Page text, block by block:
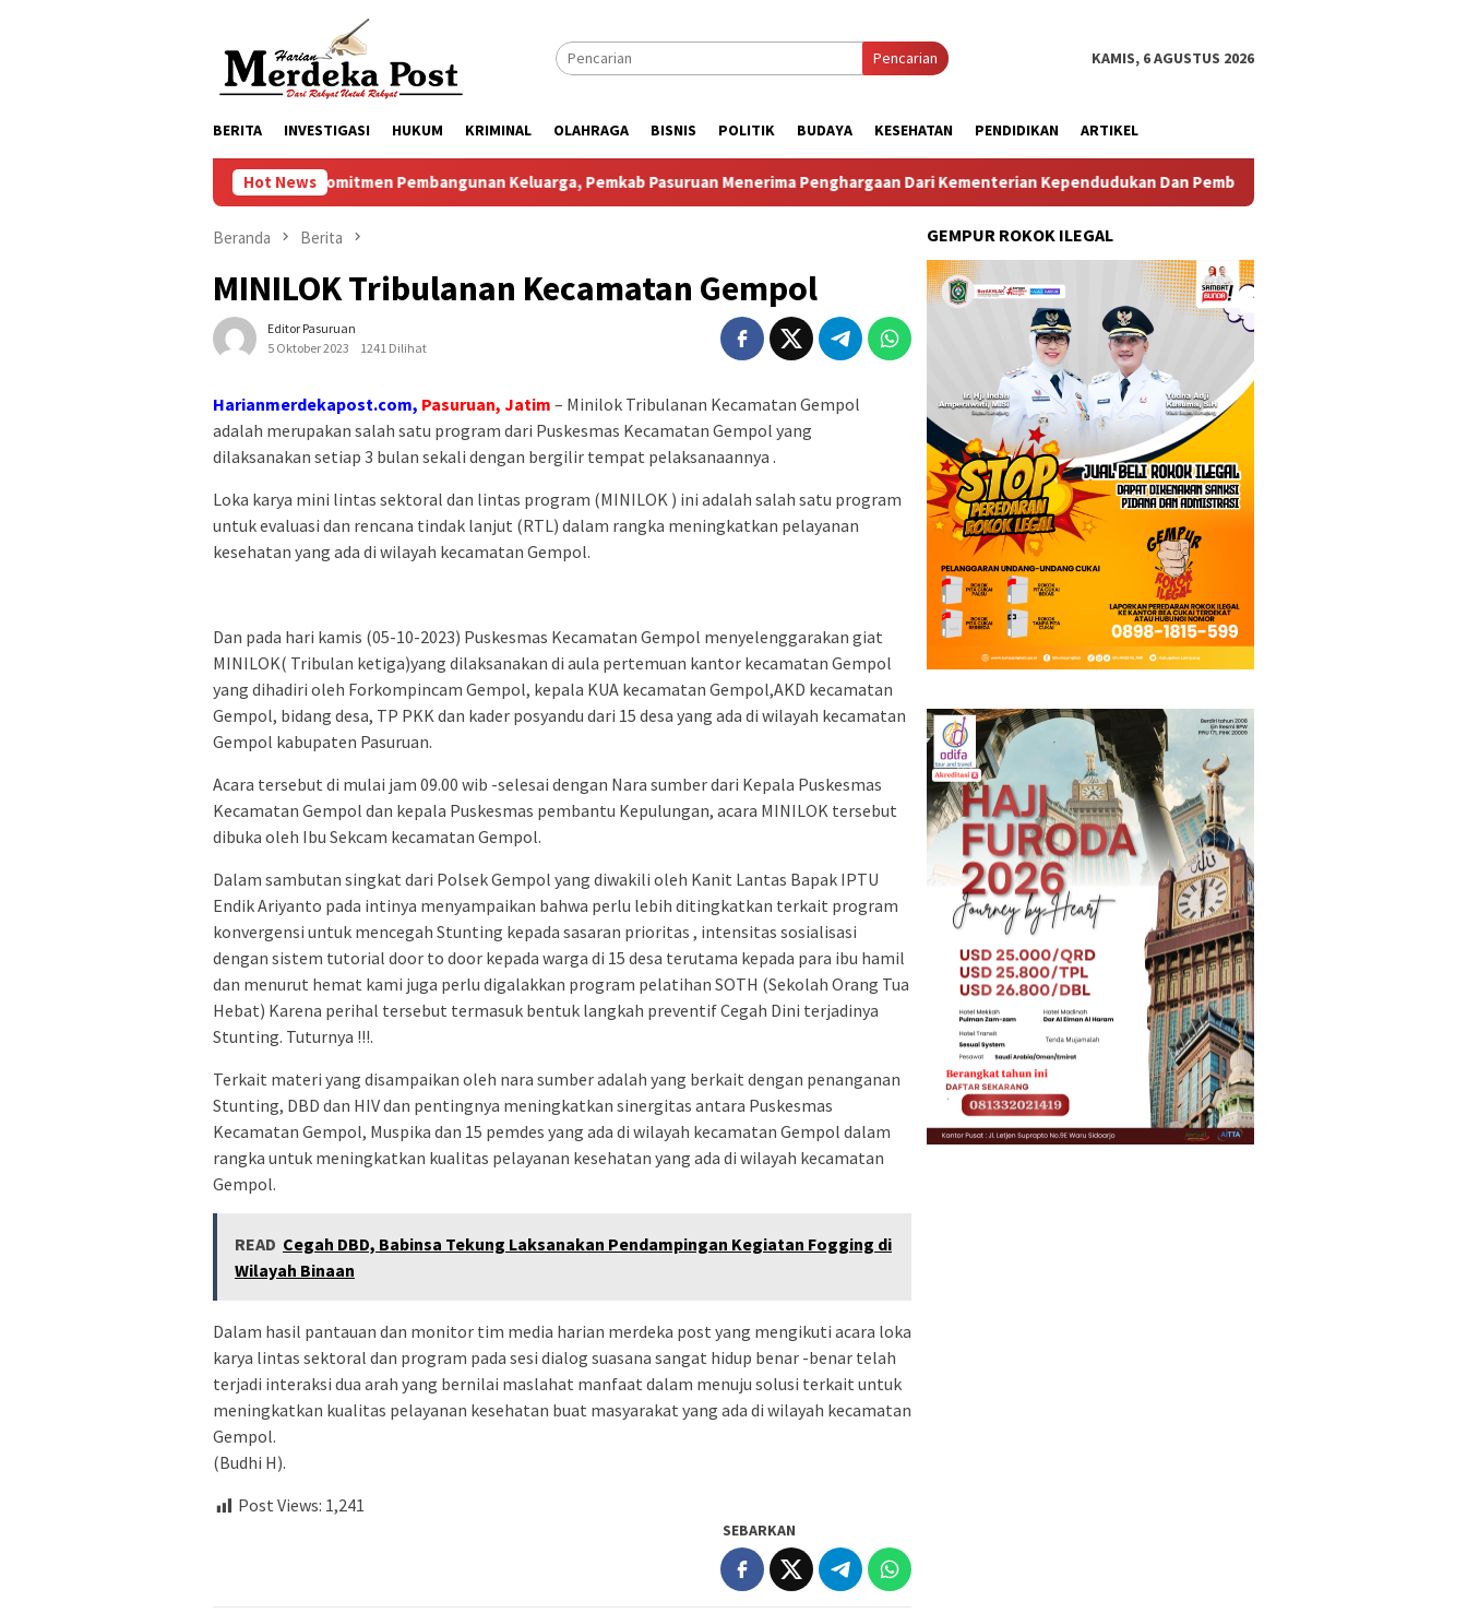
Pencarian KAMIS, 6 AGUSTUS 2026
BERITA INVESTIGASI HUKUM KRIMINAL OLAHRAGA BISNIS POLITIK BUDAYA KESEHATAN PENDIDIKAN ARTIKEL
Hot News
Komitmen Pembangunan Keluarga, Pemkab Pasuruan Menerima Penghargaan Dari Kementerian Kependudukan Dan Pembangunan Keluarga
Beranda Berita
MINILOK Tribulanan Kecamatan Gempol
Editor Pasuruan
5 Oktober 2023
1241 Dilihat
Harianmerdekapost.com, Pasuruan, Jatim – Minilok Tribulanan Kecamatan Gempol
adalah merupakan salah satu program dari Puskesmas Kecamatan Gempol yang
dilaksanakan setiap 3 bulan sekali dengan bergilir tempat pelaksanaannya .
Loka karya mini lintas sektoral dan lintas program (MINILOK ) ini adalah salah satu program
untuk evaluasi dan rencana tindak lanjut (RTL) dalam rangka meningkatkan pelayanan
kesehatan yang ada di wilayah kecamatan Gempol.
Dan pada hari kamis (05-10-2023) Puskesmas Kecamatan Gempol menyelenggarakan giat
MINILOK( Tribulan ketiga)yang dilaksanakan di aula pertemuan kantor kecamatan Gempol
yang dihadiri oleh Forkompincam Gempol, kepala KUA kecamatan Gempol,AKD kecamatan
Gempol, bidang desa, TP PKK dan kader posyandu dari 15 desa yang ada di wilayah kecamatan
Gempol kabupaten Pasuruan.
Acara tersebut di mulai jam 09.00 wib -selesai dengan Nara sumber dari Kepala Puskesmas
Kecamatan Gempol dan kepala Puskesmas pembantu Kepulungan, acara MINILOK tersebut
dibuka oleh Ibu Sekcam kecamatan Gempol.
Dalam sambutan singkat dari Polsek Gempol yang diwakili oleh Kanit Lantas Bapak IPTU
Endik Ariyanto pada intinya menyampaikan bahwa perlu lebih ditingkatkan terkait program
konvergensi untuk mencegah Stunting kepada sasaran prioritas , intensitas sosialisasi
dengan sistem tutorial door to door kepada warga di 15 desa terutama kepada para ibu hamil
dan menurut hemat kami juga perlu digalakkan program pelatihan SOTH (Sekolah Orang Tua
Hebat) Karena perihal tersebut termasuk bentuk langkah preventif Cegah Dini terjadinya
Stunting. Tuturnya !!!.
Terkait materi yang disampaikan oleh nara sumber adalah yang berkait dengan penanganan
Stunting, DBD dan HIV dan pentingnya meningkatkan sinergitas antara Puskesmas
Kecamatan Gempol, Muspika dan 15 pemdes yang ada di wilayah kecamatan Gempol dalam
rangka untuk meningkatkan kualitas pelayanan kesehatan yang ada di wilayah kecamatan
Gempol.
READ Cegah DBD, Babinsa Tekung Laksanakan Pendampingan Kegiatan Fogging di
Wilayah Binaan
Dalam hasil pantauan dan monitor tim media harian merdeka post yang mengikuti acara loka
karya lintas sektoral dan program pada sesi dialog suasana sangat hidup benar -benar telah
terjadi interaksi dua arah yang bernilai maslahat manfaat dalam menuju solusi terkait untuk
meningkatkan kualitas pelayanan kesehatan buat masyarakat yang ada di wilayah kecamatan
Gempol.
(Budhi H).
Post Views: 1,241
SEBARKAN
GEMPUR ROKOK ILEGAL